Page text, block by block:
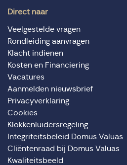
Direct naar
Veelgestelde vragen
Rondleiding aanvragen
Klacht indienen
Kosten en Financiering
Vacatures
Aanmelden nieuwsbrief
Privacyverklaring
Cookies
Klokkenluidersregeling
Integriteitsbeleid Domus Valuas
Cliëntenraad bij Domus Valuas
Kwaliteitsbeeld